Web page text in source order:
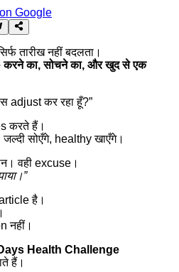
Google
तारीख नहीं बदलता।
का, सोचने का, और खुद से एक
adjust कर रहा हूँ?”
करते हैं।
सोएँगे, healthy खाएँगे।
वही excuse।
है।
नहीं।
Health Challenge
हैं।